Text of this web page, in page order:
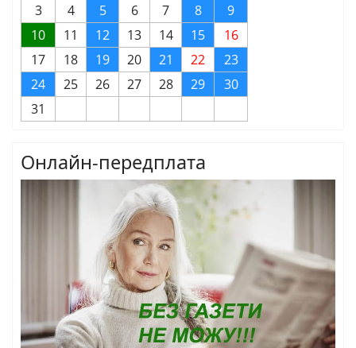
3
4 5 6 7 8
9
10
11 12 13 14 15
16
17
18 19 20 21 22
23
24
25 26 27 28 29
30
31
Онлайн-передплата